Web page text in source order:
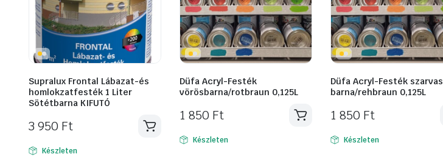
Supralux Frontal Lábazat-és
homlokzatfesték 1 Liter
Sötétbarna KIFUTÓ
3 950 Ft
Készleten
Düfa Acryl-Festék
vörösbarna/rotbraun 0,125L
1 850 Ft
Készleten
Düfa Acryl-Festék szarvas
barna/rehbraun 0,125L
1 850 Ft
Készleten